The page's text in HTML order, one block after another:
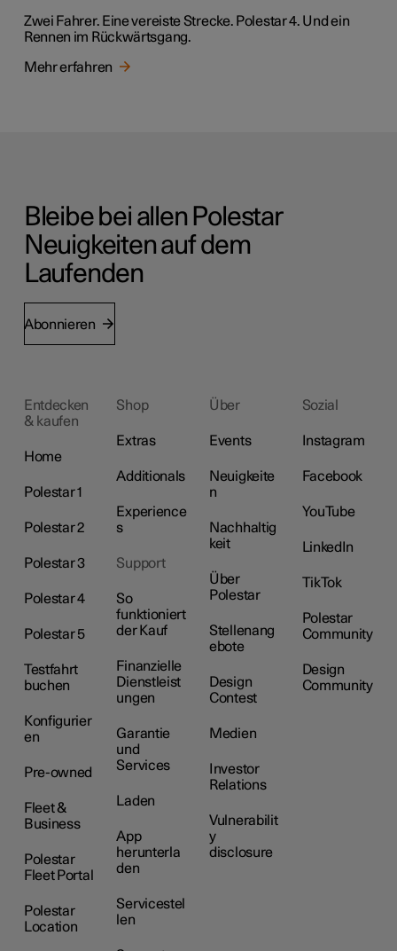
Zwei Fahrer. Eine vereiste Strecke. Polestar 4. Und ein
Rennen im Rückwärtsgang.
Mehr erfahren
Bleibe bei allen Polestar
Neuigkeiten auf dem
Laufenden
Abonnieren
Entdecken
& kaufen
Home
Polestar 1
Polestar 2
Polestar 3
Polestar 4
Polestar 5
Testfahrt
buchen
Konfigurier
en
Pre-owned
Fleet &
Business
Polestar
Fleet Portal
Polestar
Location
Shop
Extras
Additionals
Experience
s
Support
So
funktioniert
der Kauf
Finanzielle
Dienstleist
ungen
Garantie
und
Services
Laden
App
herunterla
den
Servicestel
len
Über
Events
Neuigkeite
n
Nachhaltig
keit
Über
Polestar
Stellenang
ebote
Design
Contest
Medien
Investor
Relations
Vulnerabilit
y
disclosure
Sozial
Instagram
Facebook
YouTube
LinkedIn
TikTok
Polestar
Community
Design
Community